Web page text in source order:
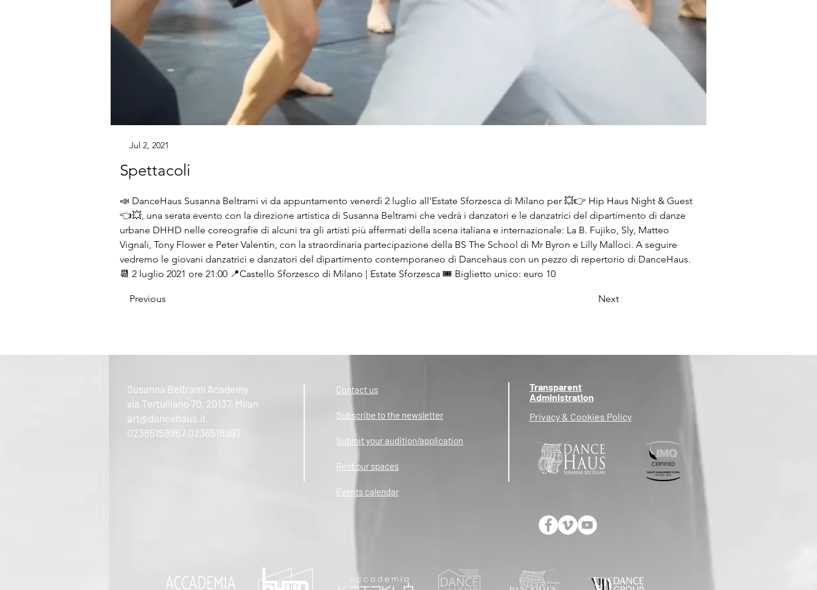
Jul 2, 2021
Spettacoli
📣 DanceHaus Susanna Beltrami vi da appuntamento venerdì 2 luglio all'Estate Sforzesca di Milano per 💥👉 Hip Haus Night & Guest
👈💥, una serata evento con la direzione artistica di Susanna Beltrami che vedrà i danzatori e le danzatrici del dipartimento di danze
urbane DHHD nelle coreografie di alcuni tra gli artisti più affermati della scena italiana e internazionale: La B. Fujiko, Sly, Matteo
Vignali, Tony Flower e Peter Valentin, con la straordinaria partecipazione della BS The School di Mr Byron e Lilly Malloci. A seguire
vedremo le giovani danzatrici e danzatori del dipartimento contemporaneo di Dancehaus con un pezzo di repertorio di DanceHaus.
📆 2 luglio 2021 ore 21:00 📍Castello Sforzesco di Milano | Estate Sforzesca 🎟️ Biglietto unico: euro 10
Previous Next
Susanna Beltrami Academy
via Tertulliano 70, 20137, Milan
art@dancehaus.it
0236515996 / 0236515997
Contact us
Subscribe to the newsletter
Submit your audition/application
Rent our spaces
Events calendar
Transparent
Administration
Privacy & Cookies Policy